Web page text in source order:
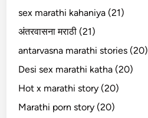
sex marathi kahaniya (21)
अंतरवासना मराठी (21)
antarvasna marathi stories (20)
Desi sex marathi katha (20)
Hot x marathi story (20)
Marathi porn story (20)